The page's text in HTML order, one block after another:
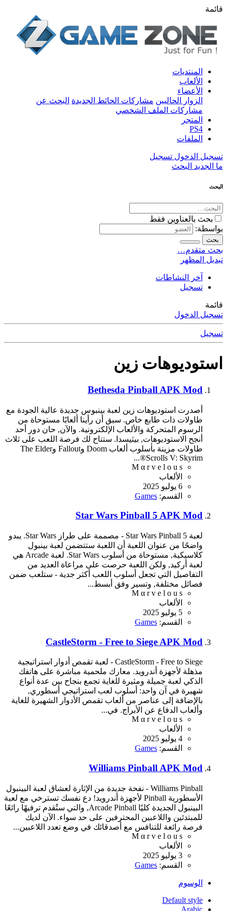
قائمة
المنتديات
الألعاب
الأعضاء
الزوار الحاليين مشاركات الحائط الجديدة البحث عن
مشاركات الملف الشخصي
المتجر
PS4
الملفات
تسجيل الدخول تسجيل
ما الجديد البحث
البحث
بحث بالعناوين فقط
بواسطة:
بحث
بحث متقدم…
تبديل المظهر
آخر النشاطات
تسجيل
قائمة
تسجيل الدخول
تسجيل
استوديوهات زين
Bethesda Pinball APK Mod
أصدرت استوديوهات زين لعبة بينبوس جديدة عالية الجودة مع
طاولات ذات طابع خاص. سبق أن رأينا ألعابًا مستوحاة من
الرسوم المتحركة والألعاب الإلكترونية. والآن, حان دور أحد
أنجح الاستوديوهات, بيثيسدا. ستتاح لك فرصة اللعب على ثلاث
طاولات مزينة بأسلوب ألعاب Doom وFallout وThe Elder
Scrolls V: Skyrim®...
M α r v e l o u s
الألعاب
6 يوليو 2025
القسم: Games
Star Wars Pinball 5 APK Mod
لعبة Star Wars Pinball 5 - مصممة على طراز Star Wars. يبدو
واضحًا من عنوان اللعبة أن اللعبة ستتضمن لعبة بينبول
كلاسيكية, مستوحاة من أسلوب Star Wars. لعبة Arcade هي
لعبة أركيد, ولكن اللعبة حرصت على مراعاة العديد من
التفاصيل التي تجعل أسلوب اللعب أكثر جدية - ستلعب ضمن
فصائل مختلفة, وتسير وفق أبسط...
M α r v e l o u s
الألعاب
5 يوليو 2025
القسم: Games
CastleStorm - Free to Siege APK Mod
CastleStorm - Free to Siege - لعبة تقمص أدوار استراتيجية
مذهلة لأجهزة أندرويد. معارك ملحمية مباشرة على هاتفك
الذكي لعبة جميلة ومثيرة للغاية تجمع بنجاح بين عدة أنواع
شهيرة في آن واحد: أسلوب لعب استراتيجي أسطوري,
بالإضافة إلى عناصر من ألعاب تقمص الأدوار الشهيرة للغاية
وألعاب الدفاع عن الأبراج. في...
M α r v e l o u s
الألعاب
4 يوليو 2025
القسم: Games
Williams Pinball APK Mod
Williams Pinball - نفحة جديدة من الإثارة لعشاق لعبة البينبول
الأسطورية Pinball لأجهزة أندرويد! دع نفسك تسترخي مع لعبة
البينبول الجديدة كليًا Arcade Pinball, والتي ستُقدم ترفيهًا رائعًا
للمبتدئين واللاعبين المحترفين على حد سواء. الآن لديك
فرصة رائعة للتنافس مع أصدقائك في وضع تعدد اللاعبين...
M α r v e l o u s
الألعاب
3 يوليو 2025
القسم: Games
الوسوم
Default style
Arabic